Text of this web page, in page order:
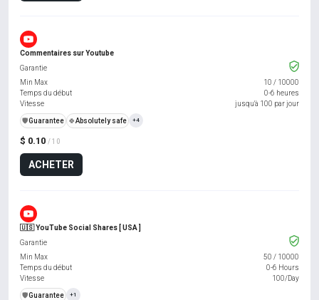
Commentaires sur Youtube
$ 0.10 / 10
ACHETER
Garantie
Min Max
10 / 10000
Temps du début
0-6 heures
Vitesse
jusqu'à 100 par jour
️🛡️Guarantee 🍀Absolutely safe +4
🇺🇸 YouTube Social Shares [ USA ]
Garantie
Min Max
50 / 10000
Temps du début
0-6 Hours
Vitesse
100/Day
️🛡️Guarantee +1